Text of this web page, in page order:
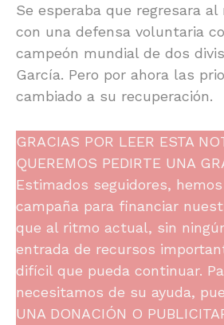
Se esperaba que regresara al
con una defensa voluntaria
campeón mundial de dos
García. Pero por ahora las
cambiado a su recuperación.
GRACIAS POR LEER ESTA
QUEREMOS PEDIRTE UNA
Estimados seguidores,
campaña para financiar
que al ritmo actual, sin
entrada de recursos
difícil que pueda continuar.
necesitamos de su ayuda,
UNA DONACIÓN O